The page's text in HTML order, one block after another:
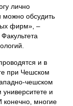
лично
обсудить
фирм», –
и в
при Чешском
чешском
и
конечно, многие